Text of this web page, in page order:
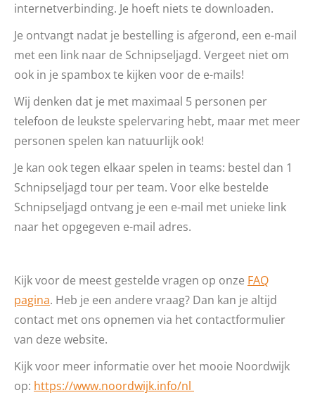
internetverbinding. Je hoeft niets te downloaden.
Je ontvangt nadat je bestelling is afgerond, een e-mail
met een link naar de Schnipseljagd. Vergeet niet om
ook in je spambox te kijken voor de e-mails!
Wij denken dat je met maximaal 5 personen per
telefoon de leukste spelervaring hebt, maar met meer
personen spelen kan natuurlijk ook!
Je kan ook tegen elkaar spelen in teams: bestel dan 1
Schnipseljagd tour per team. Voor elke bestelde
Schnipseljagd ontvang je een e-mail met unieke link
naar het opgegeven e-mail adres.
Kijk voor de meest gestelde vragen op onze FAQ
pagina. Heb je een andere vraag? Dan kan je altijd
contact met ons opnemen via het contactformulier
van deze website.
Kijk voor meer informatie over het mooie Noordwijk
op: https://www.noordwijk.info/nl